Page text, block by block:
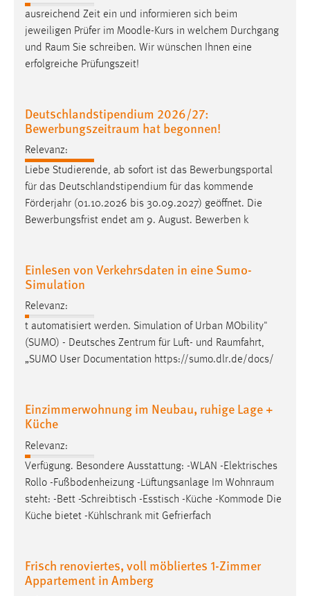
ausreichend Zeit ein und informieren sich beim
jeweiligen Prüfer im Moodle-Kurs in welchem Durchgang
und Raum Sie schreiben. Wir wünschen Ihnen eine
erfolgreiche Prüfungszeit!
Deutschlandstipendium 2026/27:
Bewerbungszeitraum hat begonnen!
Relevanz:
Liebe Studierende, ab sofort ist das Bewerbungsportal
für das Deutschlandstipendium für das kommende
Förderjahr (01.10.2026 bis 30.09.2027) geöffnet. Die
Bewerbungsfrist endet am 9. August. Bewerben k
Einlesen von Verkehrsdaten in eine Sumo-
Simulation
Relevanz:
t automatisiert werden. Simulation of Urban MObility"
(SUMO) - Deutsches Zentrum für Luft- und Raumfahrt,
„SUMO User Documentation https://sumo.dlr.de/docs/
Einzimmerwohnung im Neubau, ruhige Lage +
Küche
Relevanz:
Verfügung. Besondere Ausstattung: -WLAN -Elektrisches
Rollo -Fußbodenheizung -Lüftungsanlage Im Wohnraum
steht: -Bett -Schreibtisch -Esstisch -Küche -Kommode Die
Küche bietet -Kühlschrank mit Gefrierfach
Frisch renoviertes, voll möbliertes 1-Zimmer
Appartement in Amberg
Conversion-Tracking
Cookie Laufzeit:
Name:
Anbieter:
Zweck:
Conversion-Tracking
EXTERNE MEDIEN
Um Inhalte von Videoplattformen und Social Media
Plattformen anzeigen zu können, werden von diesen
YouTube
Vimeo